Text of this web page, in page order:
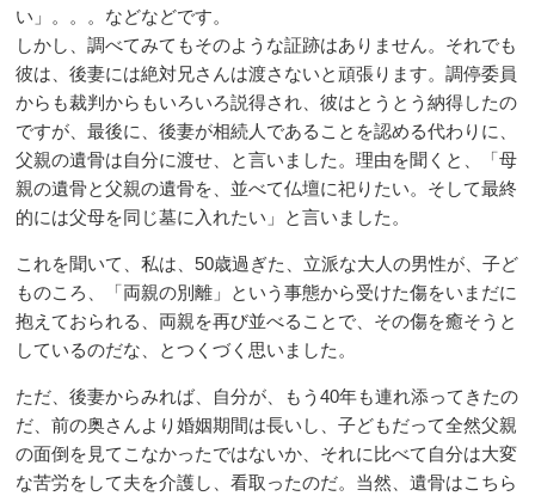
い」。。。などなどです。
しかし、調べてみてもそのような証跡はありません。それでも
彼は、後妻には絶対兄さんは渡さないと頑張ります。調停委員
からも裁判からもいろいろ説得され、彼はとうとう納得したの
ですが、最後に、後妻が相続人であることを認める代わりに、
父親の遺骨は自分に渡せ、と言いました。理由を聞くと、「母
親の遺骨と父親の遺骨を、並べて仏壇に祀りたい。そして最終
的には父母を同じ墓に入れたい」と言いました。
これを聞いて、私は、50歳過ぎた、立派な大人の男性が、子ど
ものころ、「両親の別離」という事態から受けた傷をいまだに
抱えておられる、両親を再び並べることで、その傷を癒そうと
しているのだな、とつくづく思いました。
ただ、後妻からみれば、自分が、もう40年も連れ添ってきたの
だ、前の奥さんより婚姻期間は長いし、子どもだって全然父親
の面倒を見てこなかったではないか、それに比べて自分は大変
な苦労をして夫を介護し、看取ったのだ。当然、遺骨はこちら